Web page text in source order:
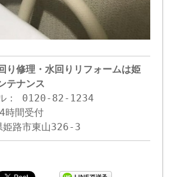
り修理・水回りリフォームは姫
テナンス
ル： 0120-82-1234
時間受付
姫路市東山326-3